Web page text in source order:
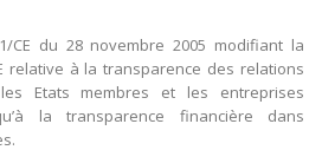
CE du 28 novembre 2005 modifiant la
relative à la transparence des relations
Etats membres et les entreprises
la transparence financière dans